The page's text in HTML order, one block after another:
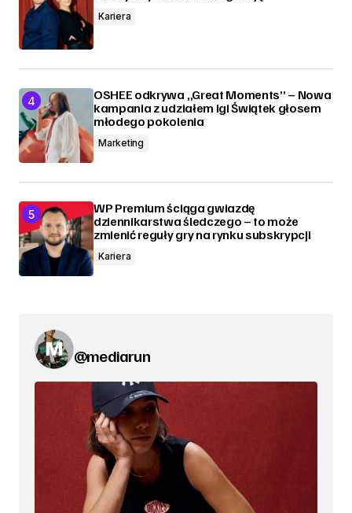
Kariera
OSHEE odkrywa „Great Moments” – Nowa
kampania z udziałem Igi Świątek głosem
młodego pokolenia
Marketing
WP Premium ściąga gwiazdę
dziennikarstwa śledczego – to może
zmienić reguły gry na rynku subskrypcji
Kariera
@mediarun